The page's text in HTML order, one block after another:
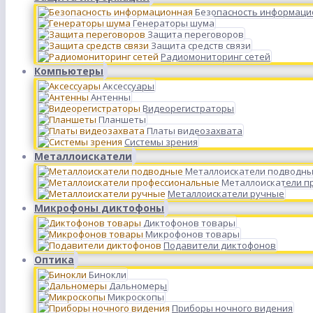
Безопасность
Генераторы шума
Защита переговоров
Защита средств связи
Радиомониторинг сетей
Компьютеры
Аксессуары
Антенны
Видеорегистраторы
Планшеты
Платы видеозахвата
Системы зрения
Металлоискатели
Металлоискатели
Металлоискатели
Металлоискатели ручные
Микрофоны диктофоны
Диктофонов товары
Микрофонов товары
Подавители диктофонов
Оптика
Бинокли
Дальномеры
Микроскопы
Приборы ночного видения